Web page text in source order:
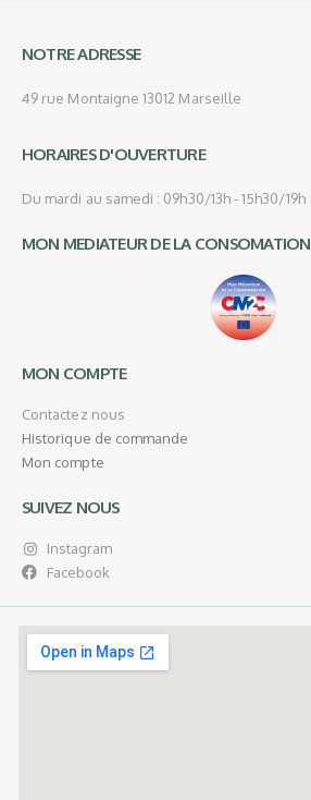
NOTRE ADRESSE
49 rue Montaigne 13012 Marseille
HORAIRES D'OUVERTURE
Du mardi au samedi : 09h30/13h - 15h30/19h
MON MEDIATEUR DE LA CONSOMATION
MON COMPTE
Contactez nous
Historique de commande
Mon compte
SUIVEZ NOUS
Instagram
Facebook